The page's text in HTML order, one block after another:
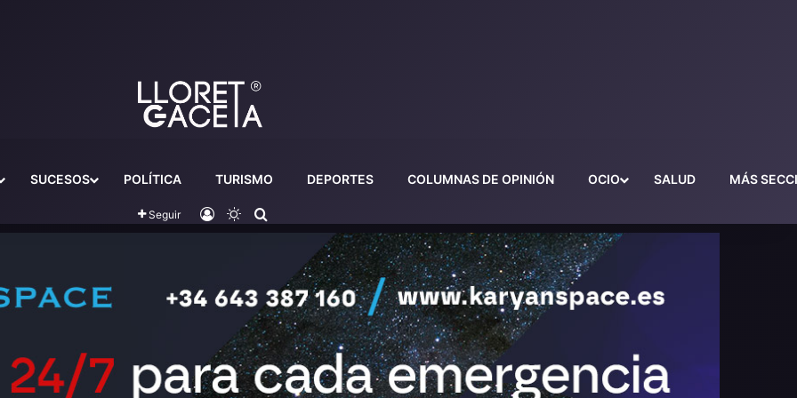
SUCESOS POLÍTICA TURISMO DEPORTES COLUMNAS DE OPINIÓN OCIO SALUD MÁS
Seguir Iniciar sesión
Switch skin